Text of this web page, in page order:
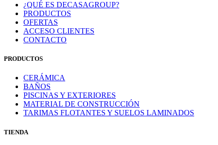
¿QUÉ ES DECASAGROUP?
PRODUCTOS
OFERTAS
ACCESO CLIENTES
CONTACTO
PRODUCTOS
CERÁMICA
BAÑOS
PISCINAS Y EXTERIORES
MATERIAL DE CONSTRUCCIÓN
TARIMAS FLOTANTES Y SUELOS LAMINADOS
TIENDA